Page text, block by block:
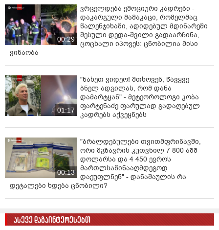
გოდოლაძე.
ვრცლად წაიკითხეთბმულზე>>>>>
00:29
ვრცელდება ემოციური კადრები -
დაკარგული მამაკაცი, რომელმაც
წალენჯიხაში, ადიდებულ მდინარეში
შესული დედა-შვილი გადაარჩინა,
ცოცხალი იპოვეს: ცნობილია მისი
ვინაობა
01:17
"ნახეთ ვიდეო! მთხოვენ, წავყვე
ბნელ ადგილას, რომ დანა
დამარტყან" - მეტეოროლოგი კობა
ფარტენაძე ფარულად გადაღებულ
კადრებს აქვეყნებს
00:13
"ბრალდებულები თვითმფრინავში,
ორი მგზავრის კუთვნილ 7 800 აშშ
დოლარსა და 4 450 ევროს
მართლსაწინააღმდეგოდ
დაეუფლნენ" - დანაშაულის რა
დეტალები ხდება ცნობილი?
ასევე დაგაინტერესებთ